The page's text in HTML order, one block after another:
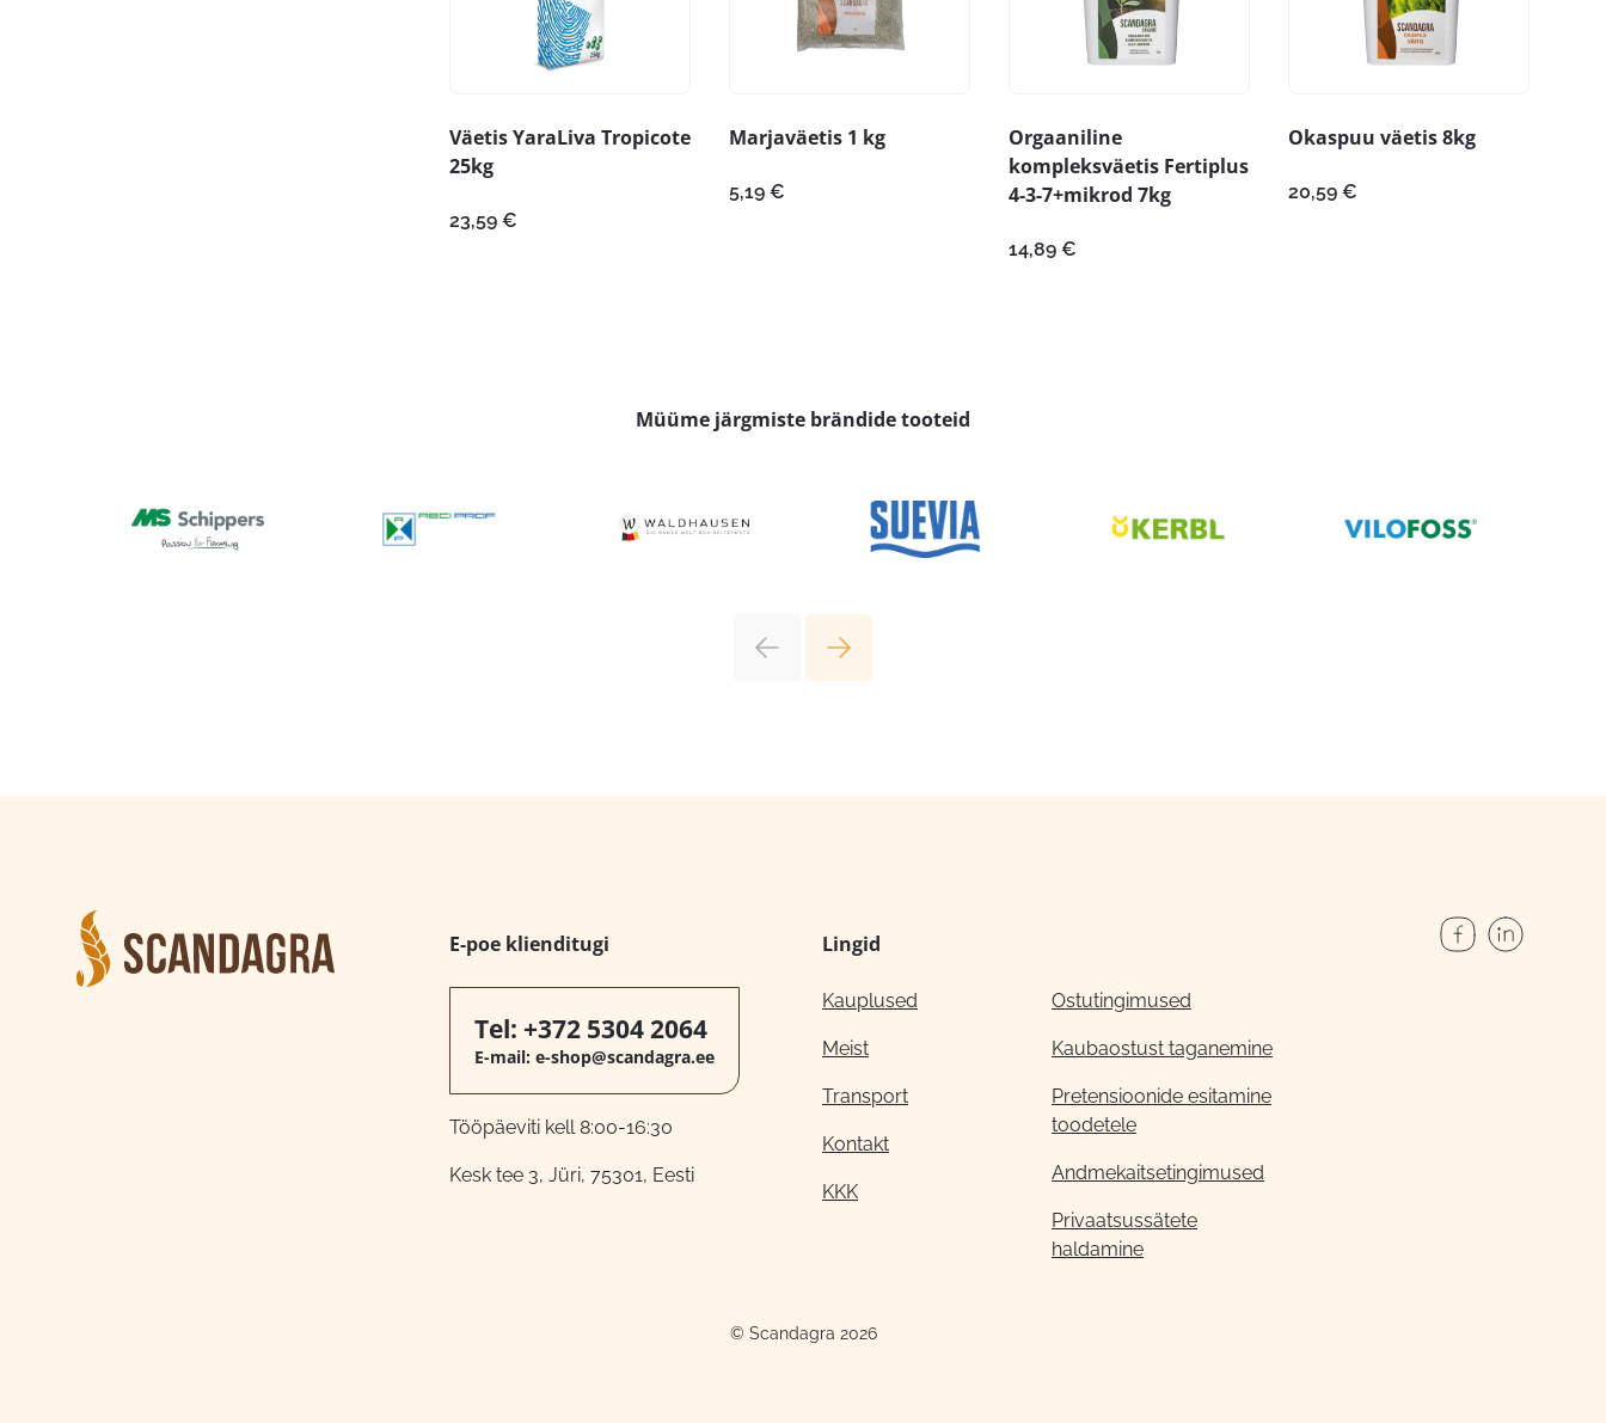
Väetis YaraLiva Tropicote
25kg
23,59 €
Marjaväetis 1 kg
5,19 €
Orgaaniline
kompleksväetis Fertiplus
4-3-7+mikrod 7kg
14,89 €
Okaspuu väetis 8kg
20,59 €
Müüme järgmiste brändide tooteid
E-poe klienditugi
Tel: +372 5304 2064
E-mail: e-shop@scandagra.ee
Tööpäeviti kell 8:00-16:30
Kesk tee 3, Jüri, 75301, Eesti
Lingid
Kauplused
Meist
Transport
Kontakt
KKK
Ostutingimused
Kaubaostust taganemine
Pretensioonide esitamine
toodetele
Andmekaitsetingimused
Privaatsussätete
haldamine
© Scandagra 2026